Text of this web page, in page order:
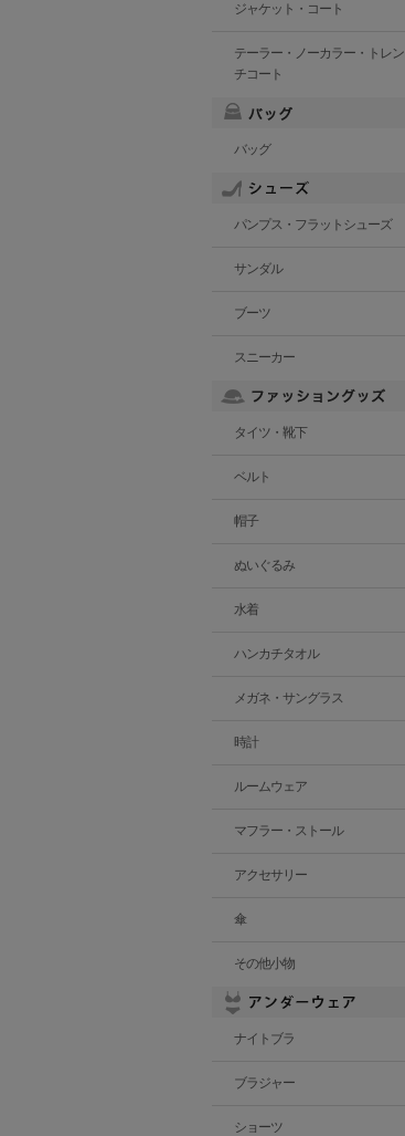
ジャケット・コート
テーラー・ノーカラー・トレン
チコート
バッグ
パンプス・フラットシューズ
サンダル
ブーツ
スニーカー
タイツ・靴下
ベルト
帽子
ぬいぐるみ
水着
ハンカチタオル
メガネ・サングラス
時計
ルームウェア
マフラー・ストール
アクセサリー
傘
その他小物
ナイトブラ
ブラジャー
ショーツ